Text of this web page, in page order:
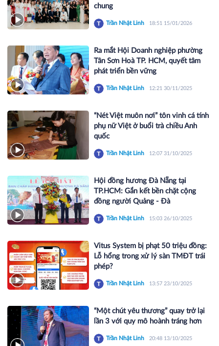
chung
Trần Nhật Linh 18:51 15/01/2026
Ra mắt Hội Doanh nghiệp phường
Tân Sơn Hoà TP. HCM, quyết tâm
phát triển bền vững
Trần Nhật Linh 12:21 30/11/2025
“Nét Việt muôn nơi” tôn vinh cá tính
phụ nữ Việt ở buổi trà chiều Anh
quốc
Trần Nhật Linh 12:07 31/10/2025
Hội đồng hương Đà Nẵng tại
TP.HCM: Gắn kết bền chặt cộng
đồng người Quảng - Đà
Trần Nhật Linh 15:03 26/10/2025
Vitus System bị phạt 50 triệu đồng:
Lỗ hổng trong xử lý sàn TMĐT trái
phép?
Trần Nhật Linh 13:57 23/10/2025
“Một chút yêu thương” quay trở lại
lần 3 với quy mô hoành tráng hơn
Trần Nhật Linh 20:48 13/10/2025